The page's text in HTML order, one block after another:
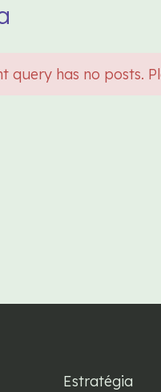
query has no posts.
Estratégia